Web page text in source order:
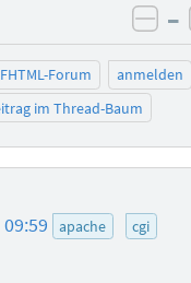
–
Forum
anmelden
im Thread-Baum
apache cgi